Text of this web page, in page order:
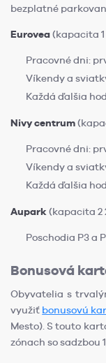
bezplatné
Eurovea(kapacita
Pracovné dni:
Víkendy a
Každá ďalšia
Nivy centrum
Pracovné dni:
Víkendy a
Každá ďalšia
Aupark (kapacita 2
Poschodia P3 a
Bonusová
Obyvatelia s
využiť bonusovú
Mesto). S touto
zónach so sadzbou